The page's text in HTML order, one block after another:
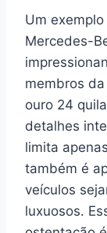
Um
Mercedes-
membros
ouro 24
detalhes
limita
também é
veículos
luxuosos.